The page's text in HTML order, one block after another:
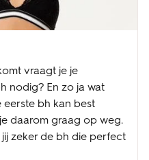
vraagt je je
nodig? En zo ja wat
eerste bh kan best
daarom graag op weg.
zeker de bh die perfect